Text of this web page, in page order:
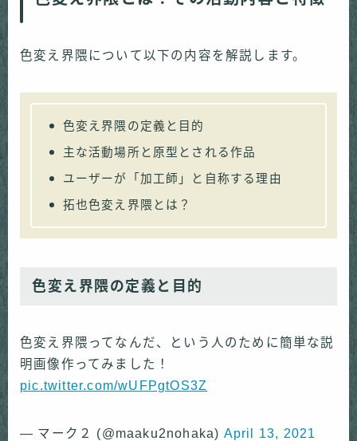
色変え界隈について以下の内容を解説します。
色変え界隈の定義と目的
主な活動場所と原型とされる作品
ユーザーが「加工師」と自称する理由
拓也色変え界隈とは？
色変え界隈の定義と目的
色変え界隈ってなんだ、という人のために簡単な説
明画像作ってみました！
pic.twitter.com/wUFPgtOS3Z
— マーク２ (@maaku2nohaka) April 13, 2021